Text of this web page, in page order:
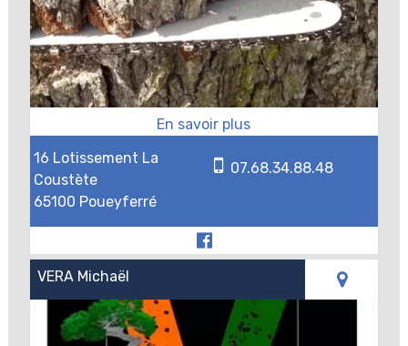
16 Lotissement La
Coustète
65100 Poueyferré
07.68.34.88.48
VERA Michaël